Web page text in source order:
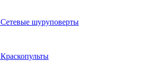
Сетевые шуруповерты
Краскопульты